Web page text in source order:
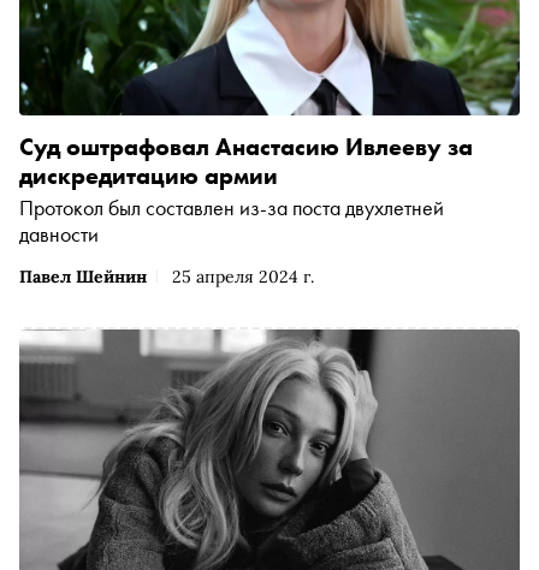
Павел Шейнин 25 апреля 2024 г.
Суд оштрафовал Анастасию Ивлееву за
дискредитацию армии
Протокол был составлен из-за поста двухлетней
давности